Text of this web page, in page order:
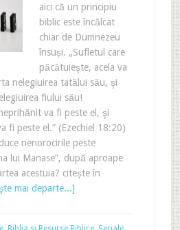
aici că un principiu
biblic este încălcat
chiar de Dumnezeu
însuși. „Sufletul care
păcătuieşte, acela va
nelegiuirea tatălui său, şi
fiului său!
va fi peste el, şi
fi peste el.” (Ezechiel 18:20)
nenorocirile peste
lui Manase”, după aproape
acestuia? citește în
mai departe...]